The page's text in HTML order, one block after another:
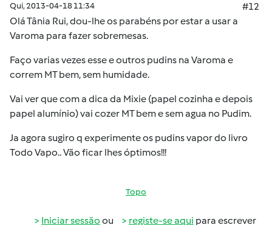
Qui, 2013-04-18 11:34
#12
Olá Tânia Rui, dou-lhe os parabéns por estar a usar a
Varoma para fazer sobremesas.
Faço varias vezes esse e outros pudins na Varoma e
correm MT bem, sem humidade.
Vai ver que com a dica da Mixie (papel cozinha e depois
papel alumínio) vai cozer MT bem e sem agua no Pudim.
Ja agora sugiro q experimente os pudins vapor do livro
Todo Vapo.. Vão ficar lhes óptimos!!!
Topo
Iniciar sessão ou registe-se aqui para escrever